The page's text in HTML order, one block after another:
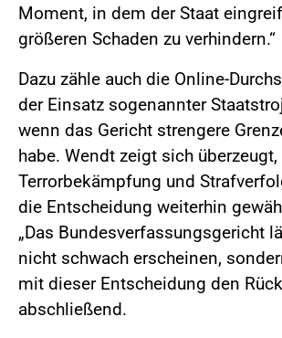
Moment, in dem der Staat
größeren Schaden zu verhindern.“
Dazu zähle auch die Online-
der Einsatz sogenannter
wenn das Gericht strengere
habe. Wendt zeigt sich
Terrorbekämpfung und
die Entscheidung weiterhin
„Das Bundesverfassungsgericht
nicht schwach erscheinen,
mit dieser Entscheidung den
abschließend.